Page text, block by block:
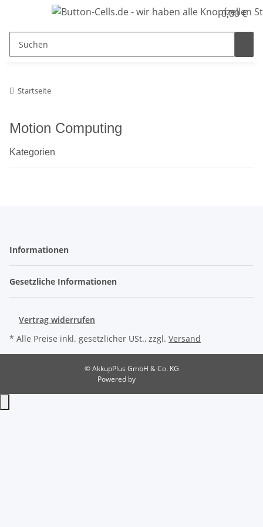
0,00 €
Startseite
Motion Computing
Kategorien
Informationen
Gesetzliche Informationen
Vertrag widerrufen
* Alle Preise inkl. gesetzlicher USt., zzgl. Versand
© AkkupPlus GmbH & Co. KG
Powered by